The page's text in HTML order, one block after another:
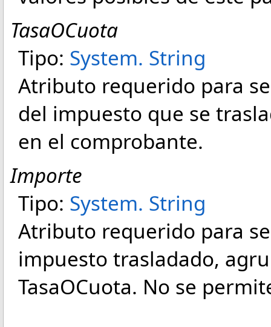
TasaOCuota
Tipo: System. String
Atributo requerido para
del impuesto que se
en el comprobante.
Importe
Tipo: System. String
Atributo requerido para
impuesto trasladado,
TasaOCuota. No se